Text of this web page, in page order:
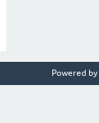
Powered by